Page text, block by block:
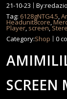
21-10-23
Tag: 6128gNTG4.5,
Headunit8core,
Player, screen,
Category:Shop 0
SCREEN